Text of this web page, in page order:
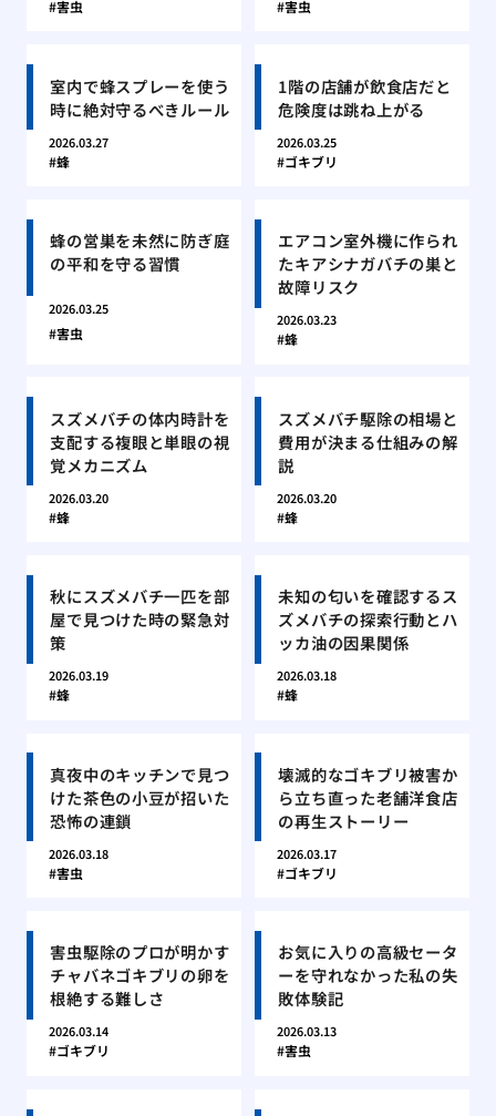
害虫 害虫
室内で蜂スプレーを使う
時に絶対守るべきルール
2026.03.27
蜂
1階の店舗が飲食店だと
危険度は跳ね上がる
2026.03.25
ゴキブリ
蜂の営巣を未然に防ぎ庭
の平和を守る習慣
2026.03.25
害虫
エアコン室外機に作られ
たキアシナガバチの巣と
故障リスク
2026.03.23
蜂
スズメバチの体内時計を
支配する複眼と単眼の視
覚メカニズム
2026.03.20
蜂
スズメバチ駆除の相場と
費用が決まる仕組みの解
説
2026.03.20
蜂
秋にスズメバチ一匹を部
屋で見つけた時の緊急対
策
2026.03.19
蜂
未知の匂いを確認するス
ズメバチの探索行動とハ
ッカ油の因果関係
2026.03.18
蜂
真夜中のキッチンで見つ
けた茶色の小豆が招いた
恐怖の連鎖
2026.03.18
害虫
壊滅的なゴキブリ被害か
ら立ち直った老舗洋食店
の再生ストーリー
2026.03.17
ゴキブリ
害虫駆除のプロが明かす
チャバネゴキブリの卵を
根絶する難しさ
2026.03.14
ゴキブリ
お気に入りの高級セータ
ーを守れなかった私の失
敗体験記
2026.03.13
害虫